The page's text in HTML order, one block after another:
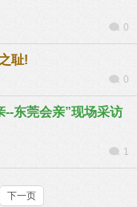
0
耻!
0
--东莞会亲”现场采访
1
下一页